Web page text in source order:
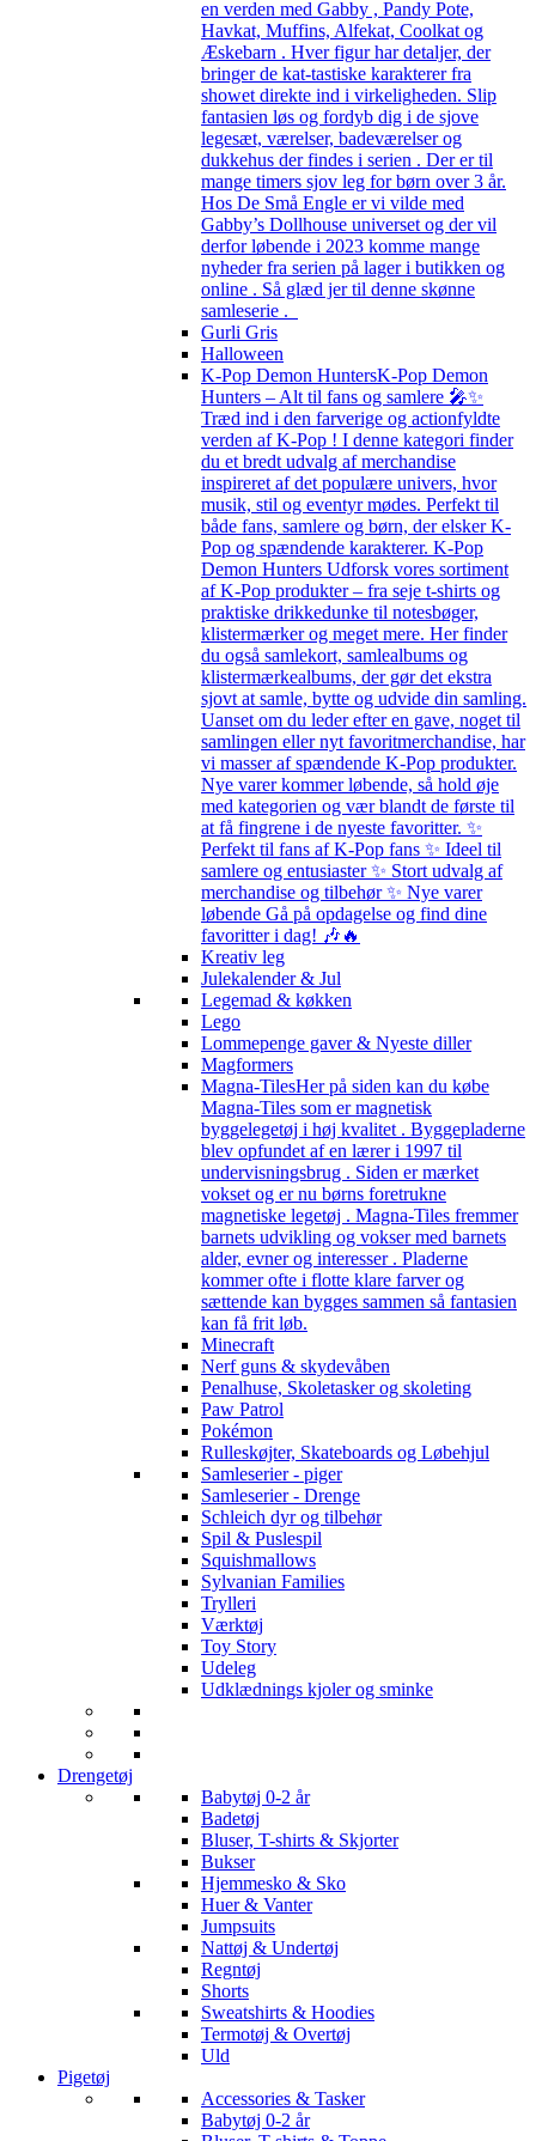
en verden med Gabby , Pandy Pote,
Havkat, Muffins, Alfekat, Coolkat og
Æskebarn . Hver figur har detaljer, der
bringer de kat-tastiske karakterer fra
showet direkte ind i virkeligheden. Slip
fantasien løs og fordyb dig i de sjove
legesæt, værelser, badeværelser og
dukkehus der findes i serien . Der er til
mange timers sjov leg for børn over 3 år.
Hos De Små Engle er vi vilde med
Gabby’s Dollhouse universet og der vil
derfor løbende i 2023 komme mange
nyheder fra serien på lager i butikken og
online . Så glæd jer til denne skønne
samleserie .
Gurli Gris
Halloween
K-Pop Demon HuntersK-Pop Demon
Hunters – Alt til fans og samlere 🎤✨
Træd ind i den farverige og actionfyldte
verden af K-Pop ! I denne kategori finder
du et bredt udvalg af merchandise
inspireret af det populære univers, hvor
musik, stil og eventyr mødes. Perfekt til
både fans, samlere og børn, der elsker K-
Pop og spændende karakterer. K-Pop
Demon Hunters Udforsk vores sortiment
af K-Pop produkter – fra seje t-shirts og
praktiske drikkedunke til notesbøger,
klistermærker og meget mere. Her finder
du også samlekort, samlealbums og
klistermærkealbums, der gør det ekstra
sjovt at samle, bytte og udvide din samling.
Uanset om du leder efter en gave, noget til
samlingen eller nyt favoritmerchandise, har
vi masser af spændende K-Pop produkter.
Nye varer kommer løbende, så hold øje
med kategorien og vær blandt de første til
at få fingrene i de nyeste favoritter. ✨
Perfekt til fans af K-Pop fans ✨ Ideel til
samlere og entusiaster ✨ Stort udvalg af
merchandise og tilbehør ✨ Nye varer
løbende Gå på opdagelse og find dine
favoritter i dag! 🎶🔥
Kreativ leg
Julekalender & Jul
Legemad & køkken
Lego
Lommepenge gaver & Nyeste diller
Magformers
Magna-TilesHer på siden kan du købe
Magna-Tiles som er magnetisk
byggelegetøj i høj kvalitet . Byggepladerne
blev opfundet af en lærer i 1997 til
undervisningsbrug . Siden er mærket
vokset og er nu børns foretrukne
magnetiske legetøj . Magna-Tiles fremmer
barnets udvikling og vokser med barnets
alder, evner og interesser . Pladerne
kommer ofte i flotte klare farver og
sættende kan bygges sammen så fantasien
kan få frit løb.
Minecraft
Nerf guns & skydevåben
Penalhuse, Skoletasker og skoleting
Paw Patrol
Pokémon
Rulleskøjter, Skateboards og Løbehjul
Samleserier - piger
Samleserier - Drenge
Schleich dyr og tilbehør
Spil & Puslespil
Squishmallows
Sylvanian Families
Trylleri
Værktøj
Toy Story
Udeleg
Udklædnings kjoler og sminke
Drengetøj
Babytøj 0-2 år
Badetøj
Bluser, T-shirts & Skjorter
Bukser
Hjemmesko & Sko
Huer & Vanter
Jumpsuits
Nattøj & Undertøj
Regntøj
Shorts
Sweatshirts & Hoodies
Termotøj & Overtøj
Uld
Pigetøj
Accessories & Tasker
Babytøj 0-2 år